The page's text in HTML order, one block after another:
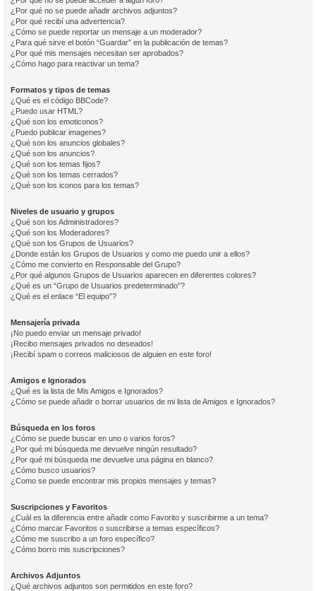
¿Por qué no se puede añadir archivos adjuntos?
¿Por qué recibí una advertencia?
¿Cómo se puede reportar un mensaje a un moderador?
¿Para qué sirve el botón “Guardar” en la publicación de temas?
¿Por qué mis mensajes necesitan ser aprobados?
¿Cómo hago para reactivar un tema?
Formatos y tipos de temas
¿Qué es el código BBCode?
¿Puedo usar HTML?
¿Qué son los emoticonos?
¿Puedo publicar imagenes?
¿Qué son los anuncios globales?
¿Qué son los anuncios?
¿Qué son los temas fijos?
¿Qué son los temas cerrados?
¿Qué son los iconos para los temas?
Niveles de usuario y grupos
¿Qué son los Administradores?
¿Qué son los Moderadores?
¿Qué son los Grupos de Usuarios?
¿Donde están los Grupos de Usuarios y como me puedo unir a ellos?
¿Cómo me convierto en Responsable del Grupo?
¿Por qué algunos Grupos de Usuarios aparecen en diferentes colores?
¿Qué es un “Grupo de Usuarios predeterminado”?
¿Qué es el enlace “El equipo”?
Mensajería privada
¡No puedo enviar un mensaje privado!
¡Recibo mensajes privados no deseados!
¡Recibí spam o correos maliciosos de alguien en este foro!
Amigos e Ignorados
¿Qué es la lista de Mis Amigos e Ignorados?
¿Cómo se puede añadir o borrar usuarios de mi lista de Amigos e Ignorados?
Búsqueda en los foros
¿Cómo se puede buscar en uno o varios foros?
¿Por qué mi búsqueda me devuelve ningún resultado?
¿Por qué mi búsqueda me devuelve una página en blanco?
¿Cómo busco usuarios?
¿Como se puede encontrar mis propios mensajes y temas?
Suscripciones y Favoritos
¿Cuál es la diferencia entre añadir como Favorito y suscribirme a un tema?
¿Cómo marcar Favoritos o suscribirse a temas específicos?
¿Cómo me suscribo a un foro específico?
¿Cómo borro mis suscripciones?
Archivos Adjuntos
¿Qué archivos adjuntos son permitidos en este foro?